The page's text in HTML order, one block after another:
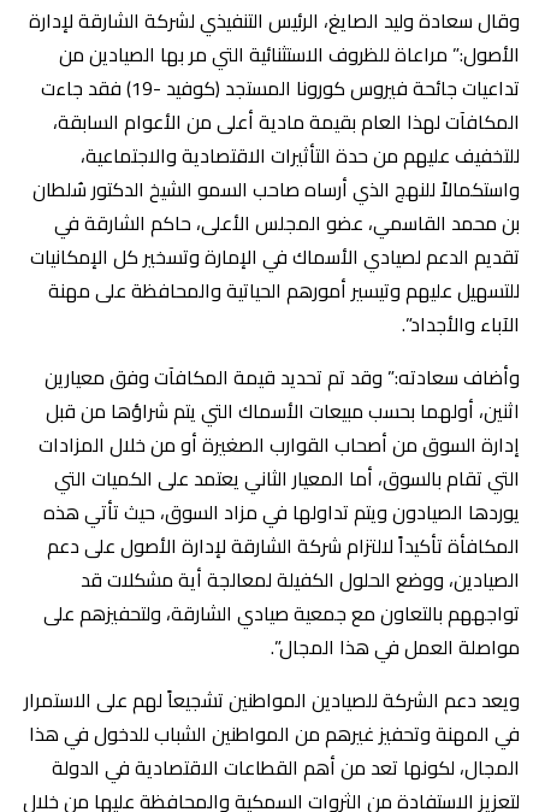
وقال سعادة وليد الصايغ، الرئيس التنفيذي لشركة الشارقة لإدارة
الأصول:” مراعاة للظروف الاستثنائية التي مر بها الصيادين من
تداعيات جائحة فيروس كورونا المستجد (كوفيد -19) فقد جاءت
المكافآت لهذا العام بقيمة مادية أعلى من الأعوام السابقة،
للتخفيف عليهم من حدة التأثيرات الاقتصادية والاجتماعية،
واستكمالاً للنهج الذي أرساه صاحب السمو الشيخ الدكتور سُلطان
بن محمد القاسمي، عضو المجلس الأعلى، حاكم الشارقة في
تقديم الدعم لصيادي الأسماك في الإمارة وتسخير كل الإمكانيات
للتسهيل عليهم وتيسير أمورهم الحياتية والمحافظة على مهنة
الآباء والأجداد”.
وأضاف سعادته:” وقد تم تحديد قيمة المكافآت وفق معيارين
اثنين، أولهما بحسب مبيعات الأسماك التي يتم شراؤها من قبل
إدارة السوق من أصحاب القوارب الصغيرة أو من خلال المزادات
التي تقام بالسوق، أما المعيار الثاني يعتمد على الكميات التي
يوردها الصيادون ويتم تداولها في مزاد السوق، حيث تأتي هذه
المكافأة تأكيداً لالتزام شركة الشارقة لإدارة الأصول على دعم
الصيادين، ووضع الحلول الكفيلة لمعالجة أية مشكلات قد
تواجههم بالتعاون مع جمعية صيادي الشارقة، ولتحفيزهم على
مواصلة العمل في هذا المجال”.
ويعد دعم الشركة للصيادين المواطنين تشجيعاً لهم على الاستمرار
في المهنة وتحفيز غيرهم من المواطنين الشباب للدخول في هذا
المجال، لكونها تعد من أهم القطاعات الاقتصادية في الدولة
لتعزيز الاستفادة من الثروات السمكية والمحافظة عليها من خلال